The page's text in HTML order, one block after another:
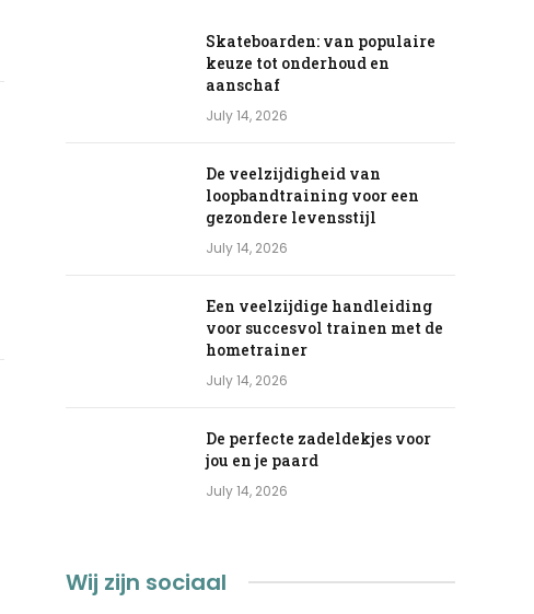
Skateboarden: van populaire
keuze tot onderhoud en
aanschaf
July 14, 2026
De veelzijdigheid van
loopbandtraining voor een
gezondere levensstijl
July 14, 2026
Een veelzijdige handleiding
voor succesvol trainen met de
hometrainer
July 14, 2026
De perfecte zadeldekjes voor
jou en je paard
July 14, 2026
Wij zijn sociaal